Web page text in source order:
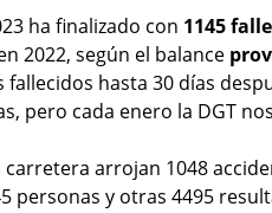
ha finalizado con 1145
2022, según el balance
hasta 30 días
pero cada enero la DGT
carretera arrojan 1048
personas y otras 4495